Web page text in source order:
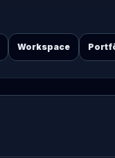
Workspace